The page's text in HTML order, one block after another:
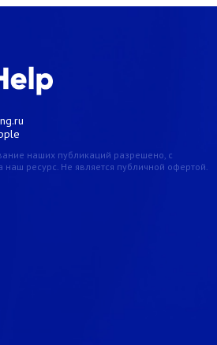
наших публикаций разрешено, с
ресурс. Не является публичной офертой.